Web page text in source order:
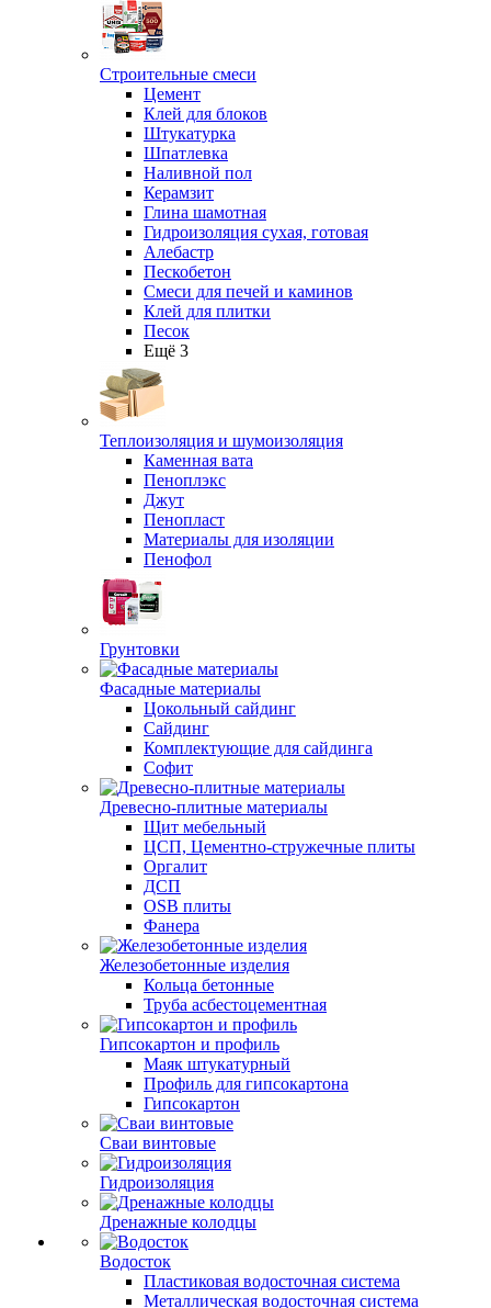
Строительные смеси
Цемент
Клей для блоков
Штукатурка
Шпатлевка
Наливной пол
Керамзит
Глина шамотная
Гидроизоляция сухая, готовая
Алебастр
Пескобетон
Смеси для печей и каминов
Клей для плитки
Песок
Ещё 3
Теплоизоляция и шумоизоляция
Каменная вата
Пеноплэкс
Джут
Пенопласт
Материалы для изоляции
Пенофол
Грунтовки
Фасадные материалы
Цокольный сайдинг
Сайдинг
Комплектующие для сайдинга
Софит
Древесно-плитные материалы
Щит мебельный
ЦСП, Цементно-стружечные плиты
Оргалит
ДСП
OSB плиты
Фанера
Железобетонные изделия
Кольца бетонные
Труба асбестоцементная
Гипсокартон и профиль
Маяк штукатурный
Профиль для гипсокартона
Гипсокартон
Сваи винтовые
Гидроизоляция
Дренажные колодцы
Водосток
Пластиковая водосточная система
Металлическая водосточная система